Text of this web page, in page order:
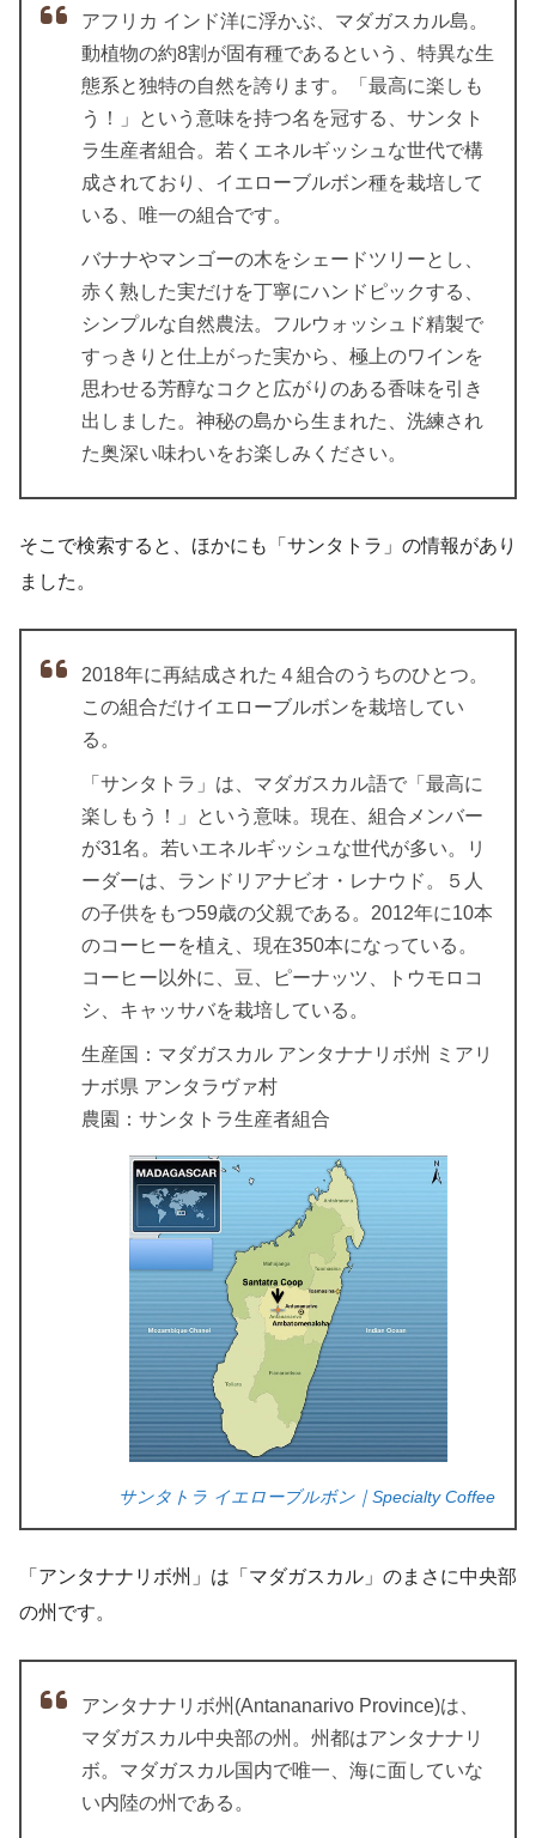
アフリカ インド洋に浮かぶ、マダガスカル島。
動植物の約8割が固有種であるという、特異な生
態系と独特の自然を誇ります。「最高に楽しも
う！」という意味を持つ名を冠する、サンタト
ラ生産者組合。若くエネルギッシュな世代で構
成されており、イエローブルボン種を栽培して
いる、唯一の組合です。
バナナやマンゴーの木をシェードツリーとし、
赤く熟した実だけを丁寧にハンドピックする、
シンプルな自然農法。フルウォッシュド精製で
すっきりと仕上がった実から、極上のワインを
思わせる芳醇なコクと広がりのある香味を引き
出しました。神秘の島から生まれた、洗練され
た奥深い味わいをお楽しみください。
そこで検索すると、ほかにも「サンタトラ」の情報があり
ました。
2018年に再結成された４組合のうちのひとつ。
この組合だけイエローブルボンを栽培してい
る。
「サンタトラ」は、マダガスカル語で「最高に
楽しもう！」という意味。現在、組合メンバー
が31名。若いエネルギッシュな世代が多い。リ
ーダーは、ランドリアナビオ・レナウド。５人
の子供をもつ59歳の父親である。2012年に10本
のコーヒーを植え、現在350本になっている。
コーヒー以外に、豆、ピーナッツ、トウモロコ
シ、キャッサバを栽培している。
生産国：マダガスカル アンタナナリボ州 ミアリ
ナボ県 アンタラヴァ村
農園：サンタトラ生産者組合
サンタトラ イエローブルボン｜Specialty Coffee
「アンタナナリボ州」は「マダガスカル」のまさに中央部
の州です。
アンタナナリボ州(Antananarivo Province)は、
マダガスカル中央部の州。州都はアンタナナリ
ボ。マダガスカル国内で唯一、海に面していな
い内陸の州である。